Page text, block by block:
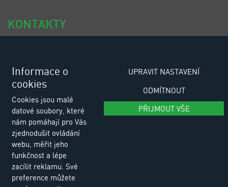
KONTAKTY
tel.: +420 318 494 100
e-email: eurositex@eurositex.cz
Euro SITEX s.r.o.
K Podlesí 630, 261 01 Příbram VI
Česká republika
Zásady zpracování osobních údajů
Informace o
cookies
Cookies jsou malé
datové soubory, které
nám pomáhají pro Vás
zjednodušit ovládání
webu, měřit jeho
funkčnost a lépe
zacílit reklamu. Své
preference můžete
UPRAVIT NASTAVENÍ
ODMÍTNOUT
PŘIJMOUT VŠE